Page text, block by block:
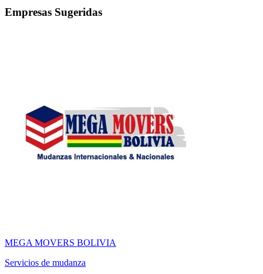
Empresas Sugeridas
MEGA MOVERS BOLIVIA
Servicios de mudanza